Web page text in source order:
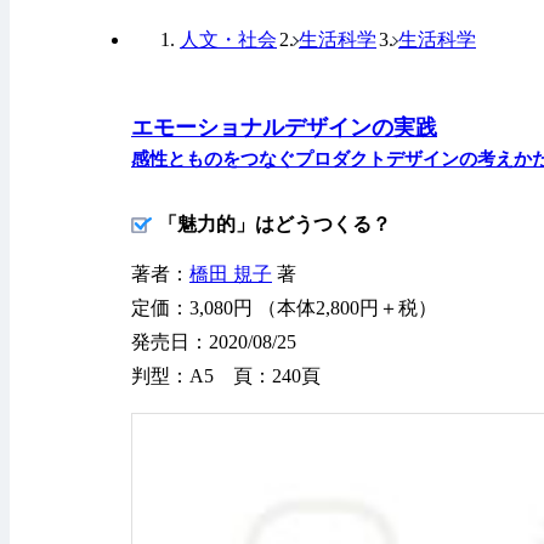
エモーショナルデザインの実践
感性とものをつなぐプロダクトデザインの考えか
人文・社会 生活科学 生活科学
「魅力的」はどうつくる？
著者： 橋田 規子 著
定価：3,080円 （本体2,800円＋税）
発売日：2020/08/25
判型：A5 頁：240頁